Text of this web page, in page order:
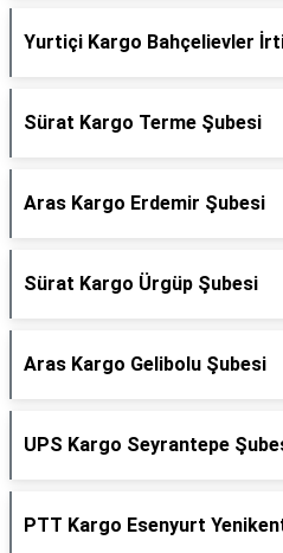
Yurtiçi Kargo Bahçelievler
Sürat Kargo Terme Şubesi
Aras Kargo Erdemir Şubesi
Sürat Kargo Ürgüp Şubesi
Aras Kargo Gelibolu Şubesi
UPS Kargo Seyrantepe
PTT Kargo Esenyurt